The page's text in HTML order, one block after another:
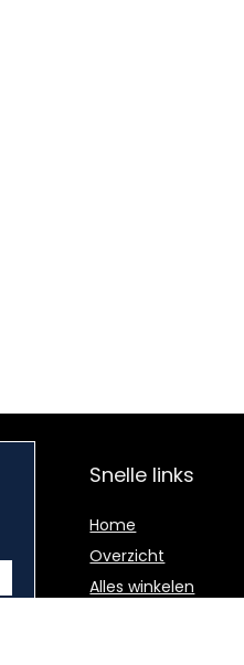
Snelle links
Home
Overzicht
Alles winkelen